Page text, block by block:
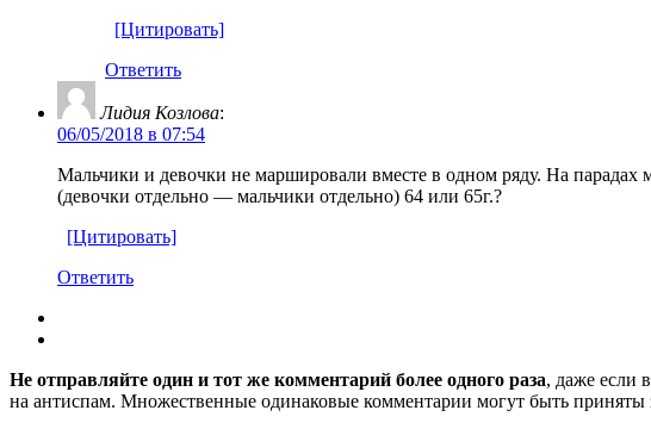
[Цитировать]
Ответить
Лидия Козлова:
06/05/2018 в 07:54
Мальчики и девочки не маршировали вместе в одном ряду. На
(девочки отдельно — мальчики отдельно) 64 или 65г.?
[Цитировать]
Ответить
Не отправляйте один и тот же комментарий более одного раза, даже если
на антиспам. Множественные одинаковые комментарии могут быть приняты